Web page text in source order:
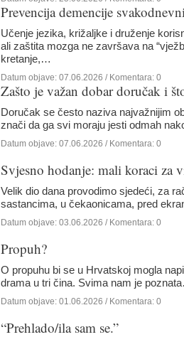
Prevencija demencije
Učenje jezika, križaljke i druženje
ali zaštita mozga ne završava na
kretanje,…
Datum objave: 07.06.2026 / Komentara: 0
Zašto je važan dobar doručak i
Doručak se često naziva najvažnijim
znači da ga svi moraju jesti odmah
Datum objave: 07.06.2026 / Komentara: 0
Svjesno hodanje: mali koraci za
Velik dio dana provodimo sjedeći, za
sastancima, u čekaonicama, pred
Datum objave: 03.06.2026 / Komentara: 0
Propuh?
O propuhu bi se u Hrvatskoj mogla
drama u tri čina. Svima nam je
Datum objave: 01.06.2026 / Komentara: 0
“Prehlado/ila sam se.”